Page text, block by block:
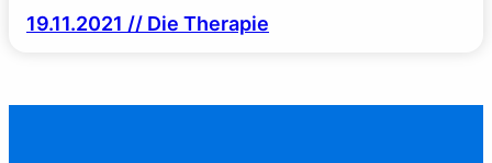
19.11.2021 // Die Therapie